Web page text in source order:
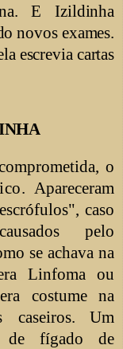
E Izildinha
novos exames.
escrevia cartas
o
Apareceram
caso
pelo
se achava na
Linfoma ou
costumena
caseiros. Um
de fígado de